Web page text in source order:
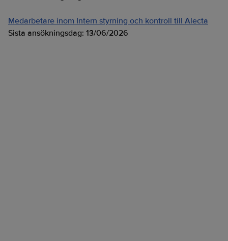
Medarbetare inom Intern styrning och kontroll till Alecta
Sista ansökningsdag: 13/06/2026